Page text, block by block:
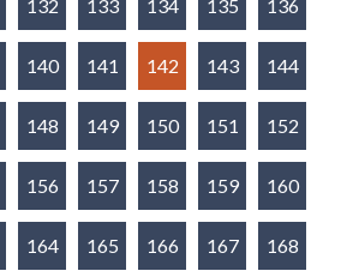
132 133 134 135 136
140 141 142 143 144
148 149 150 151 152
156 157 158 159 160
164 165 166 167 168